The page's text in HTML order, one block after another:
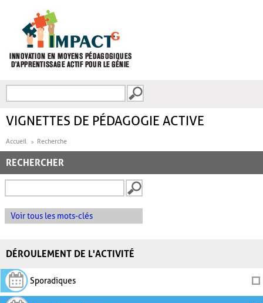
FORMULAIRE DE
VIGNETTES DE PÉDAGOGIE ACTIVE
Accueil Recherche
RECHERCHER
Voir tous les mots-clés
DÉROULEMENT DE L'ACTIVITÉ
Sporadiques